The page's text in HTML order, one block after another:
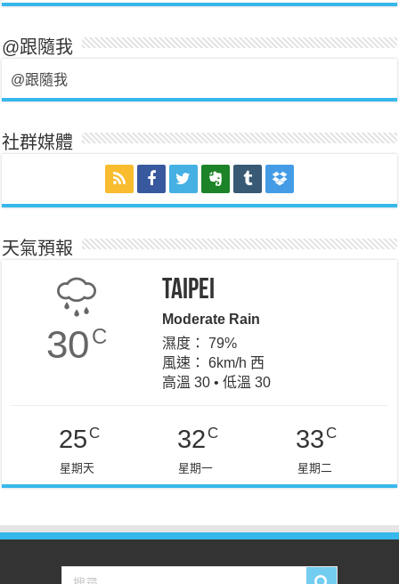
@跟隨我
@跟隨我
社群媒體
天氣預報
30C
Taipei
Moderate Rain
濕度： 79%
風速： 6km/h 西
高溫 30 • 低溫 30
25 C
星期天
32 C
星期一
33 C
星期二